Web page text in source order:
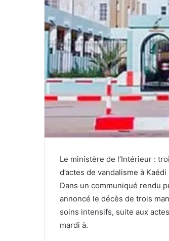
Le ministère de l’Intérieur :
d’actes de vandalisme à Kaédi
Dans un communiqué rendu
annoncé le décès de trois
soins intensifs, suite aux
mardi à.